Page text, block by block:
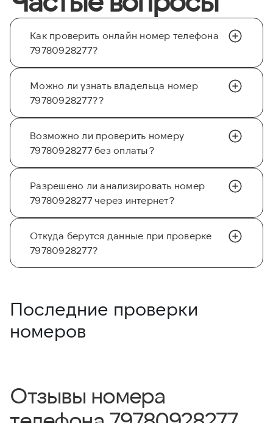
Как проверить онлайн номер телефона
79780928277?
Можно ли узнать владельца номер
79780928277??
Возможно ли проверить номеру
79780928277 без оплаты?
Разрешено ли анализировать номер
79780928277 через интернет?
Откуда берутся данные при проверке
79780928277?
Последние проверки
номеров
Отзывы номера